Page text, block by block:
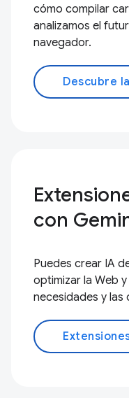
cómo compilar
analizamos el
navegador.
Descubre
con
Puedes crear IA
optimizar la Web
necesidades y las